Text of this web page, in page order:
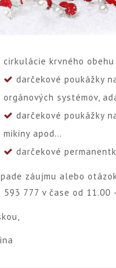
cirkulácie krvného obehu
darčekové poukážky
orgánových systémov,
darčekové poukážky
mikinyapod…
darčekové
záujmu alebo
593 777 v čase od 11.00